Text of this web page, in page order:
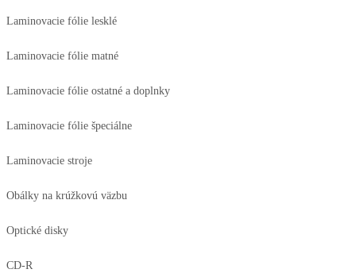
Laminovacie fólie lesklé
Laminovacie fólie matné
Laminovacie fólie ostatné a doplnky
Laminovacie fólie špeciálne
Laminovacie stroje
Obálky na krúžkovú väzbu
Optické disky
CD-R